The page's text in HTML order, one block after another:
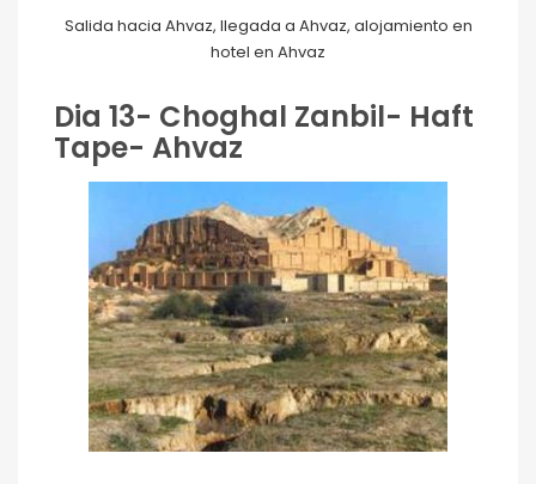
Salida hacia Ahvaz, llegada a Ahvaz, alojamiento en
hotel en Ahvaz
Dia 13- Choghal Zanbil- Haft
Tape- Ahvaz